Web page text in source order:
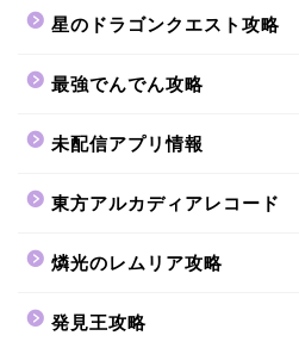
星のドラゴンクエスト攻略
最強でんでん攻略
未配信アプリ情報
東方アルカディアレコード
燐光のレムリア攻略
発見王攻略